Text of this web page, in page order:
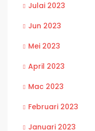
Julai 2023
Jun 2023
Mei 2023
April 2023
Mac 2023
Februari 2023
Januari 2023